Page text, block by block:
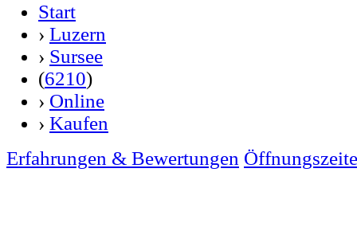
Start
› Luzern
› Sursee
(6210)
› Online
› Kaufen
Erfahrungen & Bewertungen